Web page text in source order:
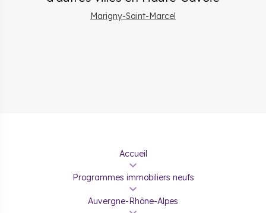
Marigny-Saint-Marcel
Accueil
Programmes immobiliers neufs
Auvergne-Rhône-Alpes